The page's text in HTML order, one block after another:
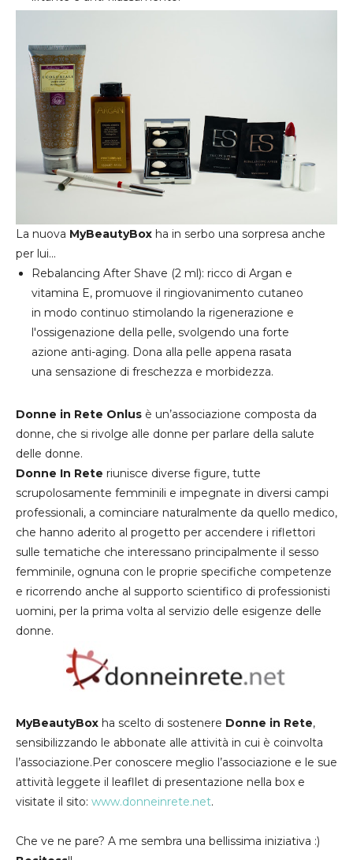
La nuova MyBeautyBox ha in serbo una sorpresa anche
per lui...
Rebalancing After Shave (2 ml): ricco di Argan e
vitamina E, promuove il ringiovanimento cutaneo
in modo continuo stimolando la rigenerazione e
l'ossigenazione della pelle, svolgendo una forte
azione anti-aging. Dona alla pelle appena rasata
una sensazione di freschezza e morbidezza.
Donne in Rete Onlus è un’associazione composta da
donne, che si rivolge alle donne per parlare della salute
delle donne.
Donne In Rete riunisce diverse figure, tutte
scrupolosamente femminili e impegnate in diversi campi
professionali, a cominciare naturalmente da quello medico,
che hanno aderito al progetto per accendere i riflettori
sulle tematiche che interessano principalmente il sesso
femminile, ognuna con le proprie specifiche competenze
e ricorrendo anche al supporto scientifico di professionisti
uomini, per la prima volta al servizio delle esigenze delle
donne.
MyBeautyBox ha scelto di sostenere Donne in Rete,
sensibilizzando le abbonate alle attività in cui è coinvolta
l’associazione.Per conoscere meglio l’associazione e le sue
attività leggete il leafllet di presentazione nella box e
visitate il sito: www.donneinrete.net.
Che ve ne pare? A me sembra una bellissima iniziativa :)